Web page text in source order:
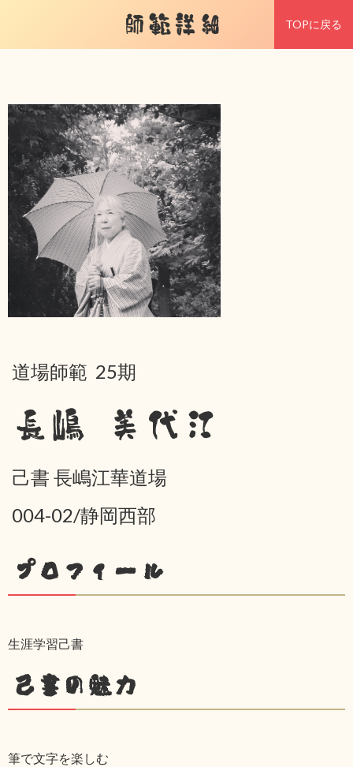
師範詳細 TOPに戻る
道場師範 25期
長嶋 美代江
己書 長嶋江華道場
004-02/静岡西部
プロフィール
生涯学習己書
己書の魅力
筆で文字を楽しむ